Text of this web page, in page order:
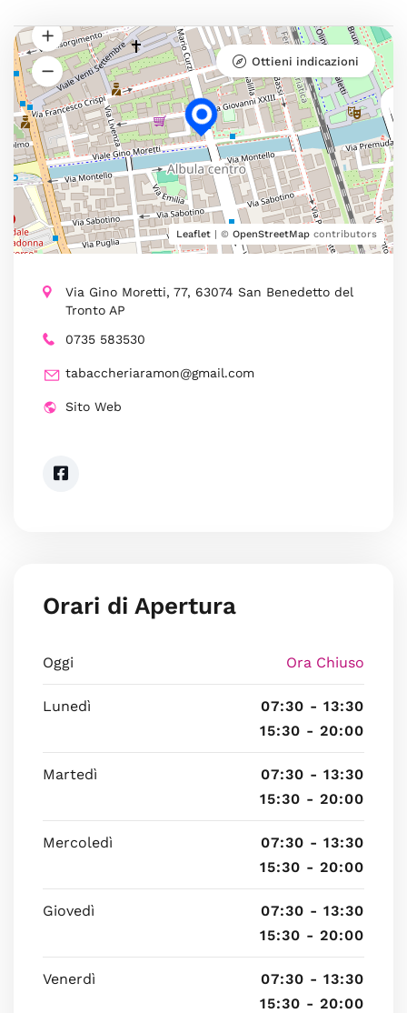
Leaflet | © OpenStreetMap contributors
Ottieni indicazioni
Via Gino Moretti, 77, 63074 San Benedetto del
Tronto AP
0735 583530
tabaccheriaramon@gmail.com
Sito Web
Orari di Apertura
Oggi Ora Chiuso
Lunedì
07:30 - 13:30
15:30 - 20:00
Martedì
07:30 - 13:30
15:30 - 20:00
Mercoledì
07:30 - 13:30
15:30 - 20:00
Giovedì
07:30 - 13:30
15:30 - 20:00
Venerdì
07:30 - 13:30
15:30 - 20:00